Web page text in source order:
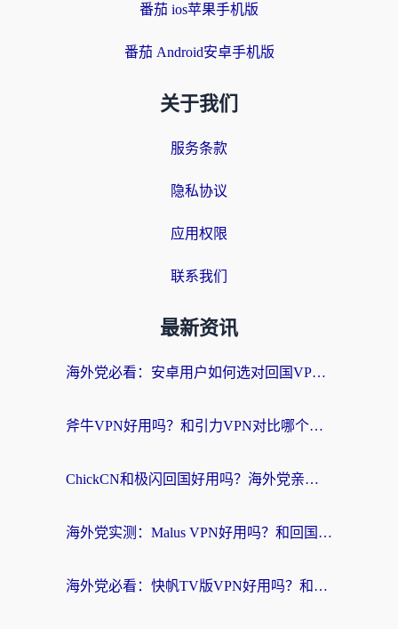
番茄 ios苹果手机版
番茄 Android安卓手机版
关于我们
服务条款
隐私协议
应用权限
联系我们
最新资讯
海外党必看：安卓用户如何选对回国VPN？从踩坑到无缝访问的全攻略
斧牛VPN好用吗？和引力VPN对比哪个回国效果更好？海外党亲测3款加速器+避坑指南
ChickCN和极闪回国好用吗？海外党亲测3款加速器，教你选对不踩坑
海外党实测：Malus VPN好用吗？和回国VPN对比哪个回国效果更好？附真实体验与加速器推荐
海外党必看：快帆TV版VPN好用吗？和豌豆IP VPN对比哪个回国效果更好？附真实体验与选择指南